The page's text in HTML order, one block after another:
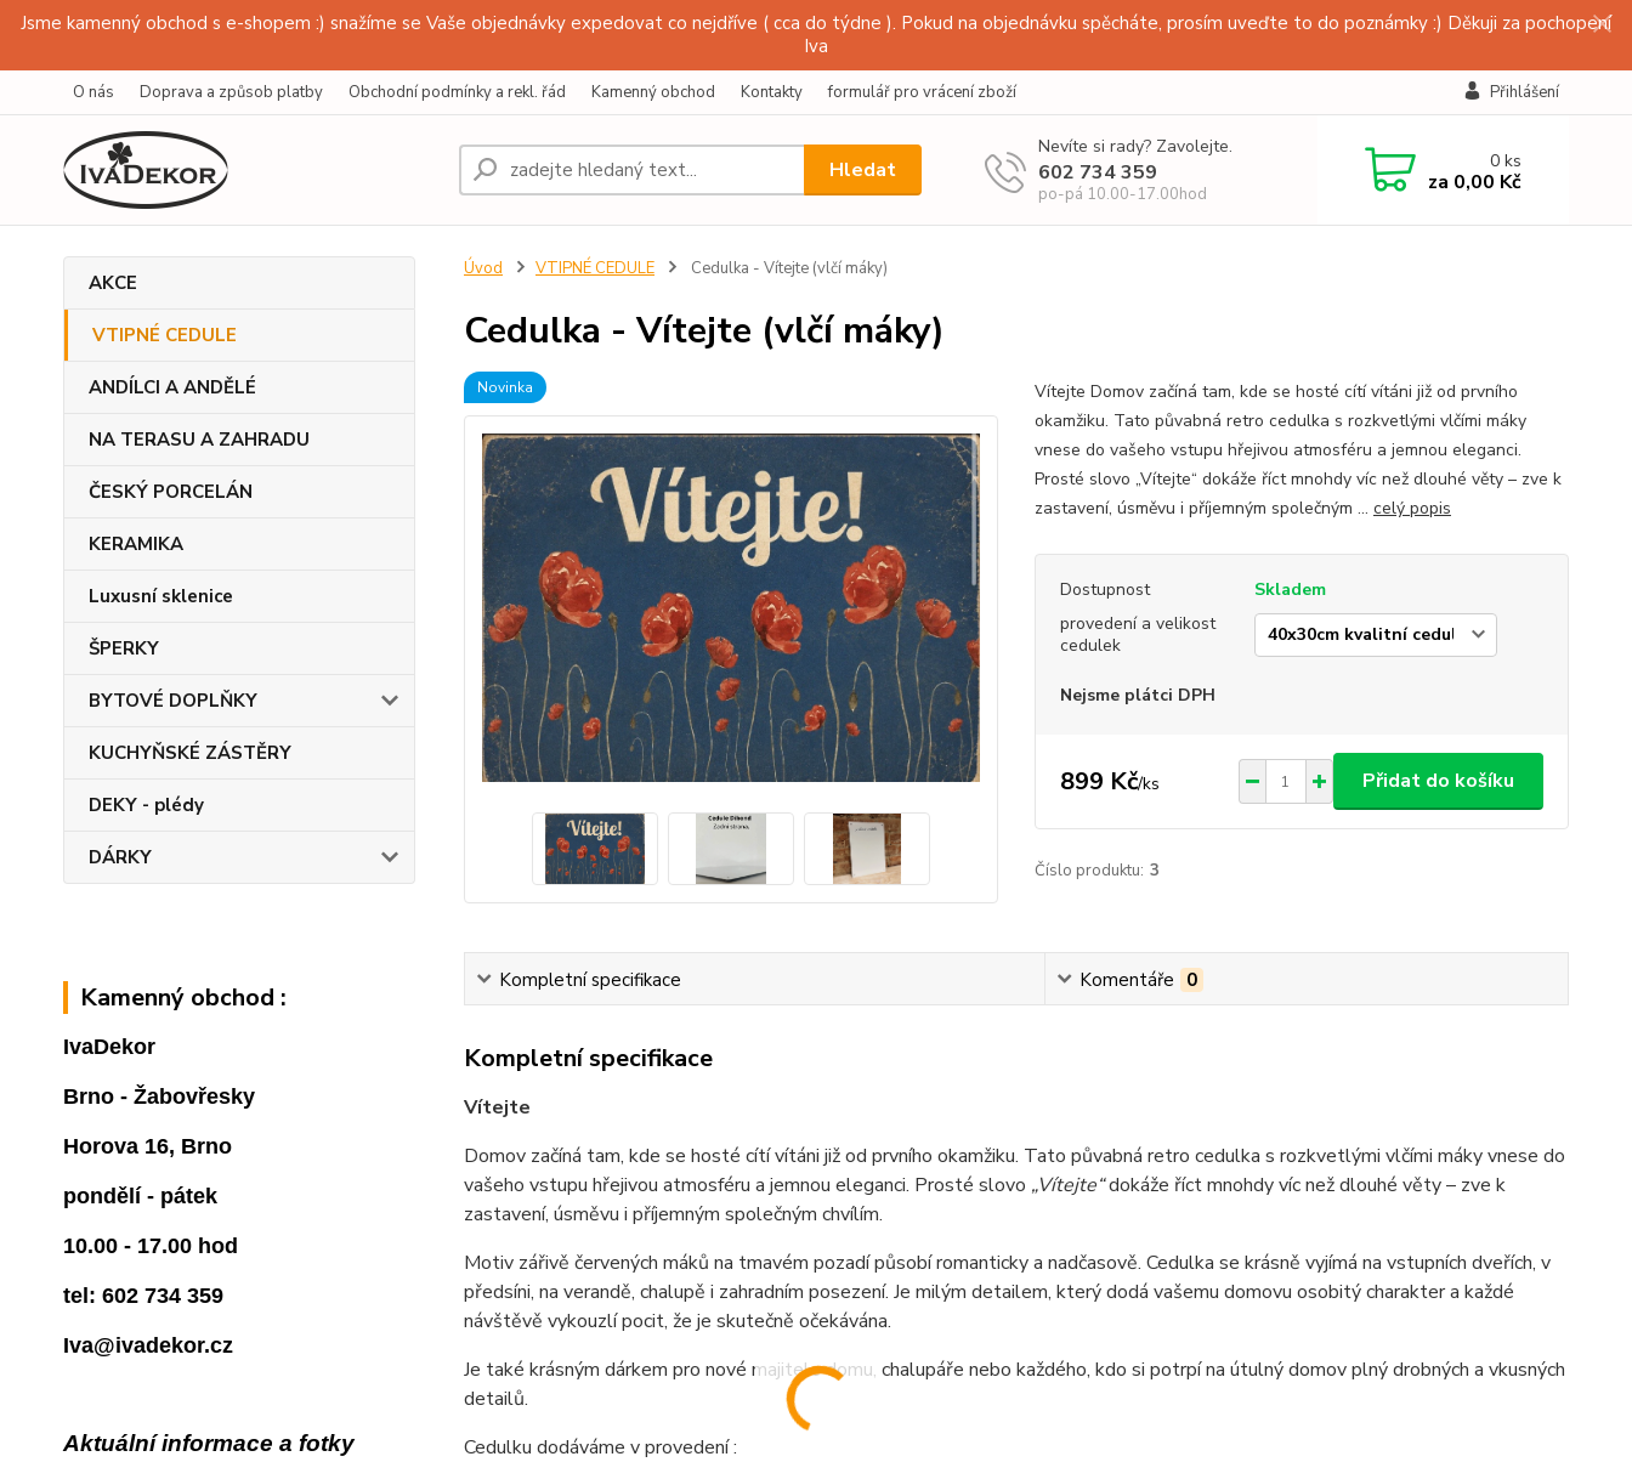
Jsme kamenný obchod s e-shopem :) snažíme se Vaše objednávky expedovat co nejdříve ( cca do týdne ). Pokud na objednávku spěcháte, prosím uveďte to do poznámky :) Děkuji za pochopení
Iva
O nás Doprava a způsob platby Obchodní podmínky a rekl. řád Kamenný obchod Kontakty formulář pro vrácení zboží Přihlášení
Hledat
Nevíte si rady? Zavolejte.
602 734 359
po-pá 10.00-17.00hod
0ks
za 0,00 Kč
AKCE
VTIPNÉ CEDULE
ANDÍLCI A ANDĚLÉ
NA TERASU A ZAHRADU
ČESKÝ PORCELÁN
KERAMIKA
Luxusní sklenice
ŠPERKY
BYTOVÉ DOPLŇKY
KUCHYŇSKÉ ZÁSTĚRY
DEKY - plédy
DÁRKY
Kamenný obchod :
IvaDekor
Brno - Žabovřesky
Horova 16, Brno
pondělí - pátek
10.00 - 17.00 hod
tel: 602 734 359
Iva@ivadekor.cz
Aktuální informace a fotky
Úvod VTIPNÉ CEDULE Cedulka - Vítejte (vlčí máky)
Cedulka - Vítejte (vlčí máky)
Novinka
Vítejte Domov začíná tam, kde se hosté cítí vítáni již od prvního
okamžiku. Tato půvabná retro cedulka s rozkvetlými vlčími máky
vnese do vašeho vstupu hřejivou atmosféru a jemnou eleganci.
Prosté slovo „Vítejte“ dokáže říct mnohdy víc než dlouhé věty – zve k
zastavení, úsměvu i příjemným společným ... celý popis
Dostupnost
Skladem
provedení a velikost
cedulek
Nejsme plátci DPH
899 Kč/ks Přidat do košíku
Číslo produktu: 3
Kompletní specifikace Komentáře 0
Kompletní specifikace
Vítejte
Domov začíná tam, kde se hosté cítí vítáni již od prvního okamžiku. Tato půvabná retro cedulka s rozkvetlými vlčími máky vnese do
vašeho vstupu hřejivou atmosféru a jemnou eleganci. Prosté slovo „Vítejte“dokáže říct mnohdy víc než dlouhé věty – zve k
zastavení, úsměvu i příjemným společným chvílím.
Motiv zářivě červených máků na tmavém pozadí působí romanticky a nadčasově. Cedulka se krásně vyjímá na vstupních dveřích, v
předsíni, na verandě, chalupě i zahradním posezení. Je milým detailem, který dodá vašemu domovu osobitý charakter a každé
návštěvě vykouzlí pocit, že je skutečně očekávána.
Je také krásným dárkem pro nové majitele domu, chalupáře nebo každého, kdo si potrpí na útulný domov plný drobných a vkusných
detailů.
Cedulku dodáváme v provedení :